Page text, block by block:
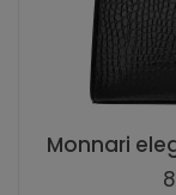
Monnari